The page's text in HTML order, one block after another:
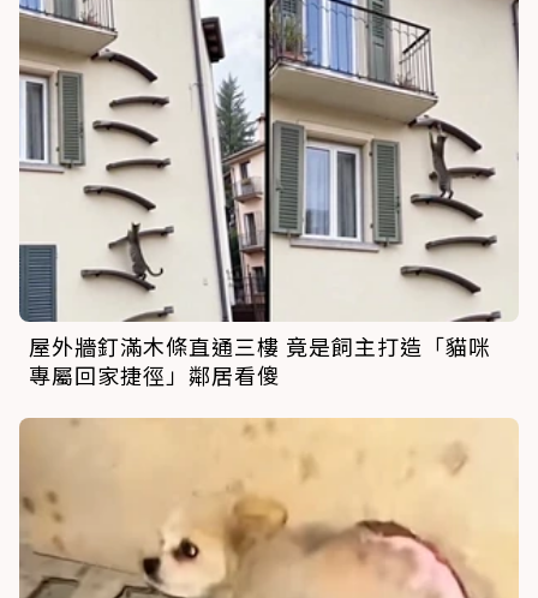
屋外牆釘滿木條直通三樓 竟是飼主打造「貓咪
專屬回家捷徑」鄰居看傻